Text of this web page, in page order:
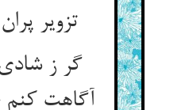
تزویر
گر ز
آگاهت